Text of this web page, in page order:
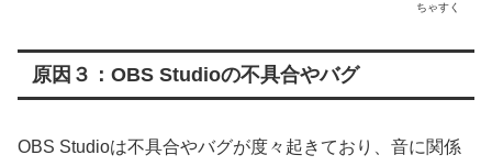
ちゃすく
原因３：OBS Studioの不具合やバグ
OBS Studioは不具合やバグが度々起きており、音に関係